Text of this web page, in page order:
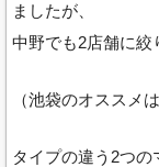
ましたが、
中野でも2店舗に絞
（池袋のオススメは
タイプの違う2つの